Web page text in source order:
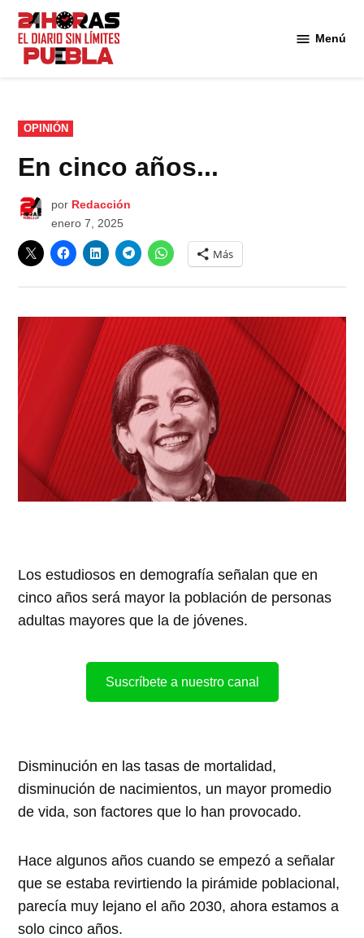
Saltar
contenido
Menú
PUBLICADO
EN
OPINIÓN
En cinco años...
por Redacción
enero 7, 2025
Más
Los estudiosos en demografía señalan que en
cinco años será mayor la población de personas
adultas mayores que la de jóvenes.
Suscríbete a nuestro canal
Disminución en las tasas de mortalidad,
disminución de nacimientos, un mayor promedio
de vida, son factores que lo han provocado.
Hace algunos años cuando se empezó a señalar
que se estaba revirtiendo la pirámide poblacional,
parecía muy lejano el año 2030, ahora estamos a
solo cinco años.